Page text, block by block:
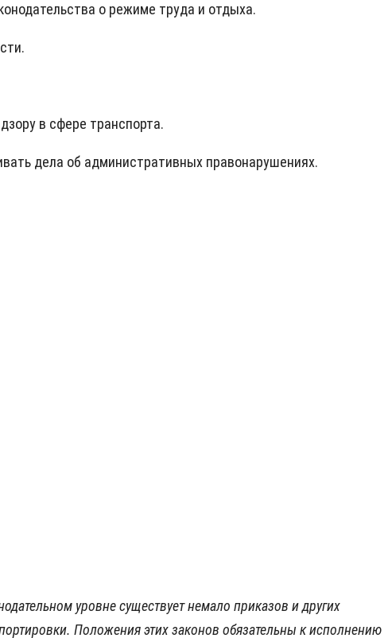
о режиме труда и отдыха.
в сфере транспорта.
дела об административных правонарушениях.
уровне существует немало приказов и других
Положения этих законов обязательны к исполнению